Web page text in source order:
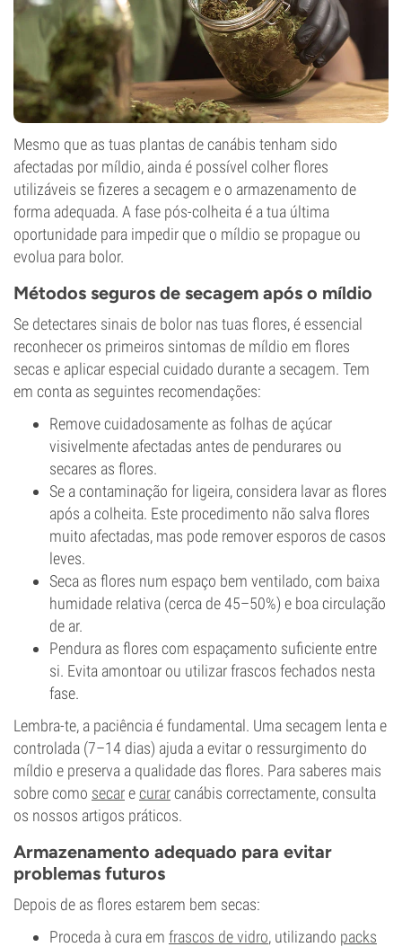
Mesmo que as tuas plantas de canábis tenham sido
afectadas por míldio, ainda é possível colher flores
utilizáveis se fizeres a secagem e o armazenamento de
forma adequada. A fase pós-colheita é a tua última
oportunidade para impedir que o míldio se propague ou
evolua para bolor.
Métodos seguros de secagem após o míldio
Se detectares sinais de bolor nas tuas flores, é essencial
reconhecer os primeiros sintomas de míldio em flores
secas e aplicar especial cuidado durante a secagem. Tem
em conta as seguintes recomendações:
Remove cuidadosamente as folhas de açúcar
visivelmente afectadas antes de pendurares ou
secares as flores.
Se a contaminação for ligeira, considera lavar as flores
após a colheita. Este procedimento não salva flores
muito afectadas, mas pode remover esporos de casos
leves.
Seca as flores num espaço bem ventilado, com baixa
humidade relativa (cerca de 45–50%) e boa circulação
de ar.
Pendura as flores com espaçamento suficiente entre
si. Evita amontoar ou utilizar frascos fechados nesta
fase.
Lembra-te, a paciência é fundamental. Uma secagem lenta e
controlada (7–14 dias) ajuda a evitar o ressurgimento do
míldio e preserva a qualidade das flores. Para saberes mais
sobre como secarecurarcanábis correctamente, consulta
os nossos artigos práticos.
Armazenamento adequado para evitar
problemas futuros
Depois de as flores estarem bem secas:
Proceda à cura em frascos de vidro, utilizando packs